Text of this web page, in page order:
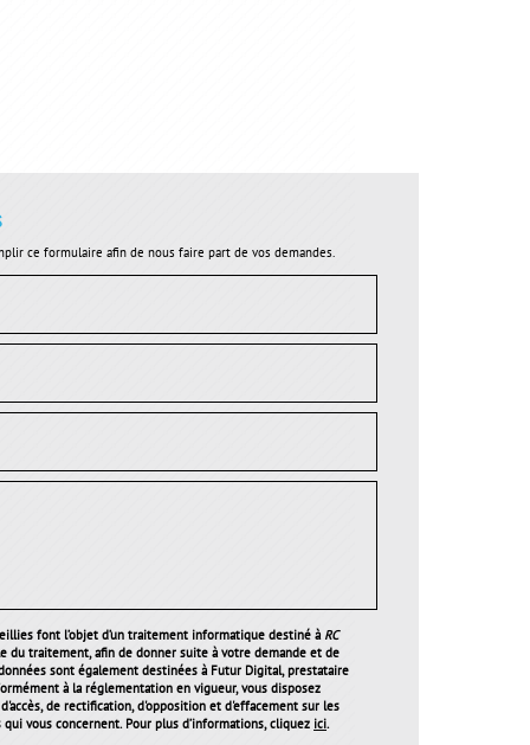
ce formulaire afin de nous faire part de vos demandes.
font l’objet d’un traitement informatique destiné àRC
du traitement, afin de donner suite à votre demande et de
sont également destinées à Futur Digital, prestataire
à la réglementation en vigueur, vous disposez
de rectification, d'opposition et d'effacement sur les
vous concernent. Pour plus d’informations, cliquez ici.